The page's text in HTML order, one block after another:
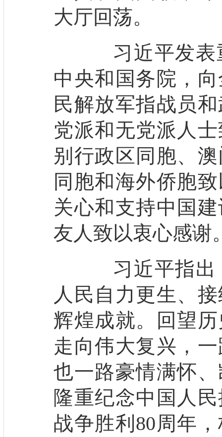
大厅回荡。
习近平发表
中央和国务院，
民解放军指战员
党派和无党派人
别行政区同胞、
同胞和海外侨胞
关心和支持中国
友人致以衷心感谢
习近平指出
人民自力更生、
辉煌成就。回望
走向伟大复兴，
也一路豪情满怀
隆重纪念中国人
战争胜利80周年